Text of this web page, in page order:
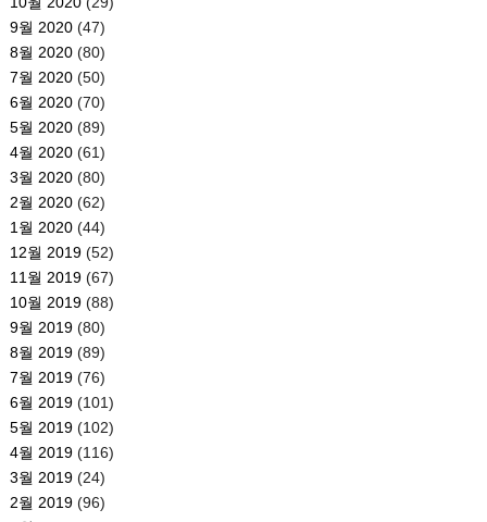
9월 2020(47)
8월 2020(80)
7월 2020(50)
6월 2020(70)
5월 2020(89)
4월 2020(61)
3월 2020(80)
2월 2020(62)
1월 2020(44)
12월 2019(52)
11월 2019(67)
10월 2019(88)
9월 2019(80)
8월 2019(89)
7월 2019(76)
6월 2019(101)
5월 2019(102)
4월 2019(116)
3월 2019(24)
2월 2019(96)